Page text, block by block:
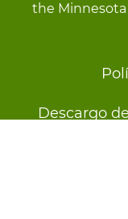
the Minnesota
Descargo